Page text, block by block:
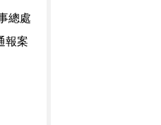
總處
報案